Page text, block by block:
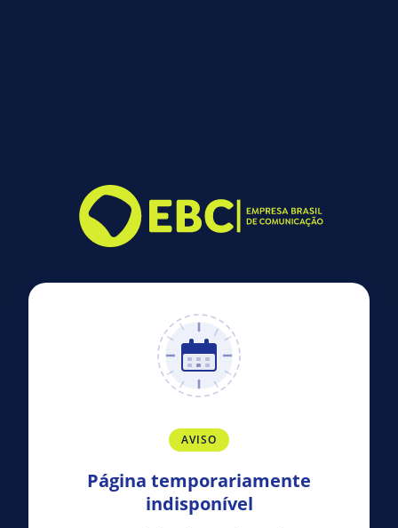
AVISO
Página temporariamente
indisponível